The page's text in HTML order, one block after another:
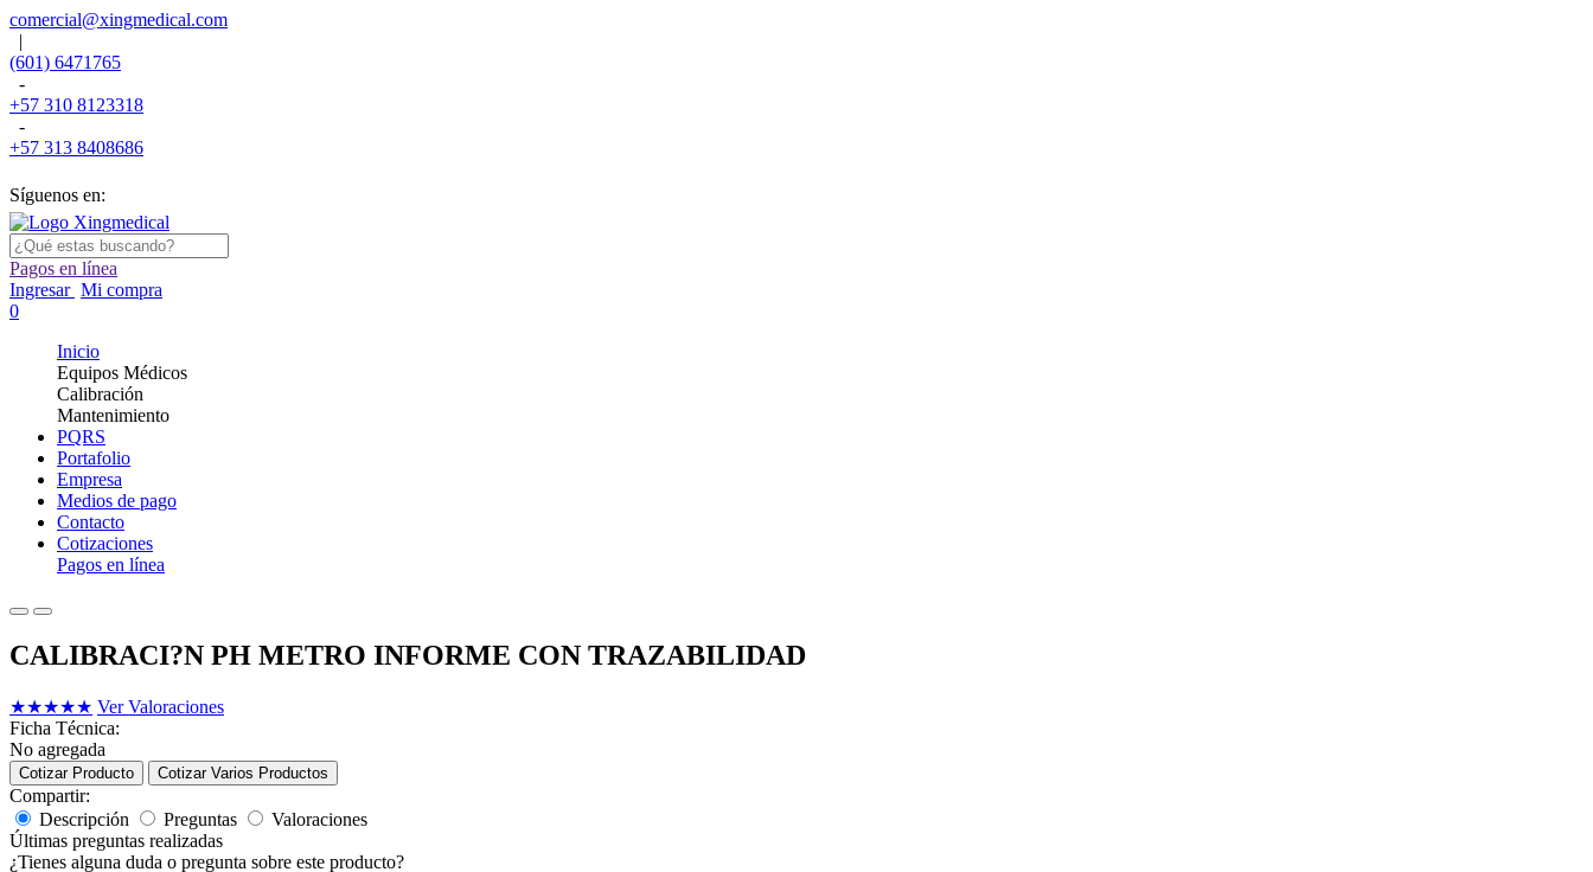
comercial@xingmedical.com
|
(601) 6471765
-
+57 310 8123318
-
+57 313 8408686
Síguenos en:
Pagos en línea
Ingresar Mi compra
0
Inicio
Equipos Médicos
Calibración
Mantenimiento
PQRS
Portafolio
Empresa
Medios de pago
Contacto
Cotizaciones
Pagos en línea
CALIBRACI?N PH METRO INFORME CON TRAZABILIDAD
★★★★★ Ver Valoraciones
Ficha Técnica:
No agregada
Cotizar Producto Cotizar Varios Productos
Compartir:
Descripción
Preguntas
Valoraciones
Últimas preguntas realizadas
¿Tienes alguna duda o pregunta sobre este producto?